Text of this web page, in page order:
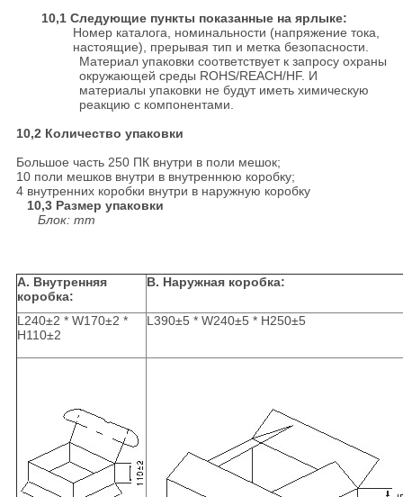
10,1 Следующие пункты показанные на ярлыке:
Номер каталога, номинальности (напряжение тока,
настоящие), прерывая тип и метка безопасности.
Материал упаковки соответствует к запросу охраны
окружающей среды ROHS/REACH/HF. И
материалы упаковки не будут иметь химическую
реакцию с компонентами.
10,2 Количество упаковки
Большое часть 250 ПК внутри в поли мешок;
10 поли мешков внутри в внутреннюю коробку;
4 внутренних коробки внутри в наружную коробку
10,3 Размер упаковки
Блок: mm
A. Внутренняя
коробка:
B. Наружная коробка:
L240±2 * W170±2 *
H110±2
L390±5 * W240±5 * H250±5